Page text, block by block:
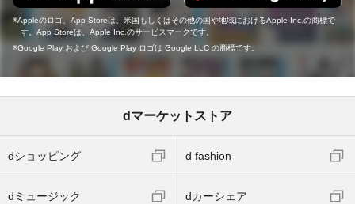
Appleのロゴ、App Storeは、米国もしくはその他の国や地域におけるApple Inc.の商標で
す。App Storeは、Apple Inc.のサービスマークです。
Google Play および Google Play ロゴは Google LLC の商標です。
dマーケットストア
dショッピング d fashion
dミュージック dカーシェア